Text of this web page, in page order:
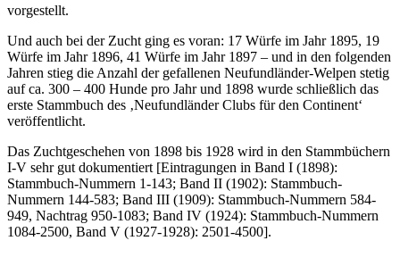
vorgestellt.
Und auch bei der Zucht ging es voran: 17 Würfe im Jahr 1895, 19
Würfe im Jahr 1896, 41 Würfe im Jahr 1897 – und in den folgenden
Jahren stieg die Anzahl der gefallenen Neufundländer-Welpen stetig
auf ca. 300 – 400 Hunde pro Jahr und 1898 wurde schließlich das
erste Stammbuch des ‚Neufundländer Clubs für den Continent‘
veröffentlicht.
Das Zuchtgeschehen von 1898 bis 1928 wird in den Stammbüchern
I-V sehr gut dokumentiert [Eintragungen in Band I (1898):
Stammbuch-Nummern 1-143; Band II (1902): Stammbuch-
Nummern 144-583; Band III (1909): Stammbuch-Nummern 584-
949, Nachtrag 950-1083; Band IV (1924): Stammbuch-Nummern
1084-2500, Band V (1927-1928): 2501-4500].